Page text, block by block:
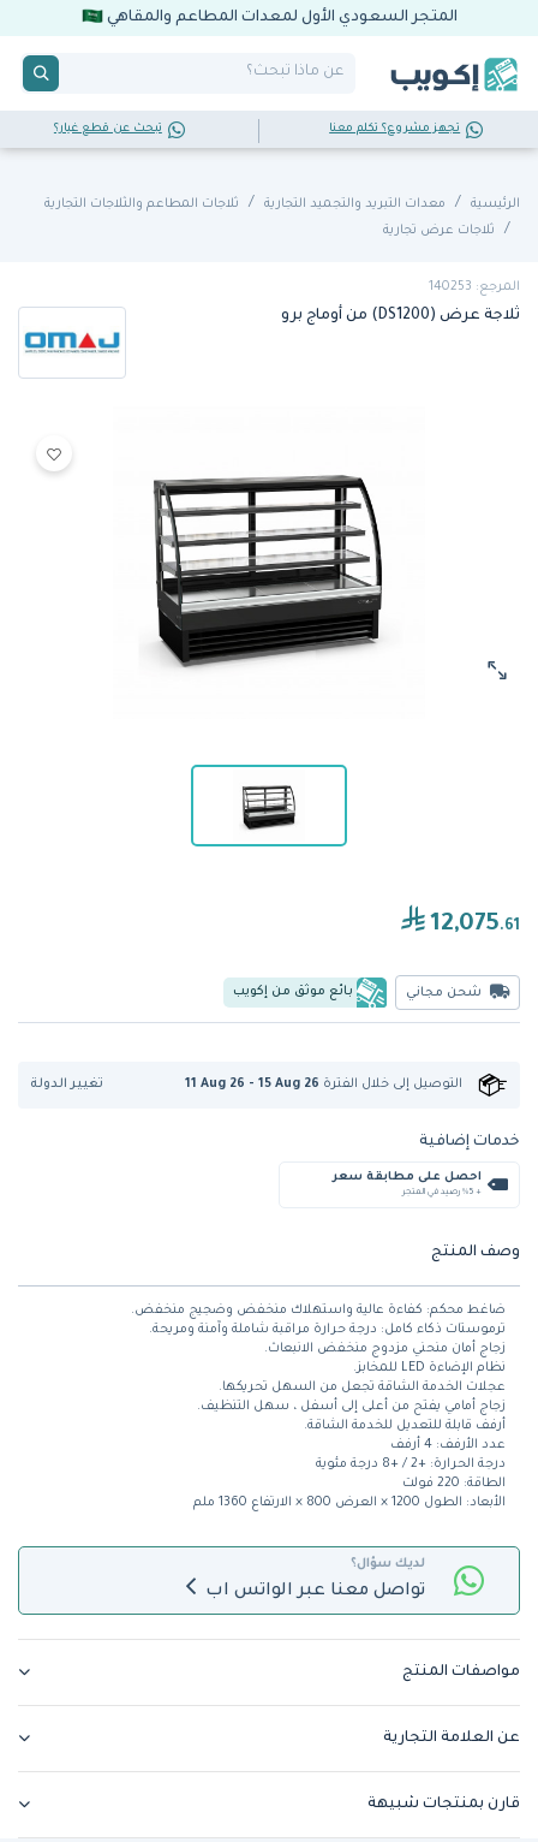
المتجر السعودي الأول لمعدات المطاعم والمقاهي
تجهز مشروع؟ تكلم معنا تبحث عن قطع غيار؟
الرئيسية معدات التبريد والتجميد التجارية
ثلاجات المطاعم والثلاجات التجارية
ثلاجات عرض تجارية
المرجع: 140253
ثلاجة عرض (DS1200) من أوماج برو
12,075.61
شحن مجاني بائع موثق من إكويب
التوصيل إلى خلال الفترة 11 Aug 26 - 15 Aug 26 تغيير الدولة
خدمات إضافية
احصل على مطابقة سعر
+ %5 رصيد في المتجر
وصف المنتج
ضاغط محكم: كفاءة عالية واستهلاك منخفض وضجيج منخفض.
ترموستات ذكاء كامل: درجة حرارة مراقبة شاملة وآمنة ومريحة.
زجاج أمان منحني مزدوج منخفض الانبعاث.
نظام الإضاءة LED للمخابز.
عجلات الخدمة الشاقة تجعل من السهل تحريكها.
زجاج أمامي يفتح من أعلى إلى أسفل ، سهل التنظيف.
أرفف قابلة للتعديل للخدمة الشاقة.
عدد الأرفف: 4 أرفف
درجة الحرارة: +2 / +8 درجة مئوية
الطاقة: 220 فولت
الأبعاد: الطول 1200 × العرض 800 × الارتفاع 1360 ملم
لديك سؤال؟
تواصل معنا عبر الواتس اب
مواصفات المنتج
عن العلامة التجارية
قارن بمنتجات شبيهة